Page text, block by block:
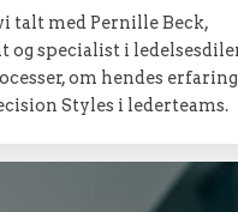
talt med Pernille Beck,
og specialist i
om hendes
Styles i lederteams.